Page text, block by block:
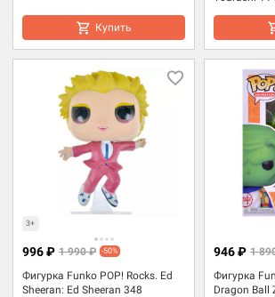
Купить
3+
Фигурка Funko POP! Rocks. Ed
Sheeran: Ed Sheeran 348
996 ₽ 1 990 ₽ -50%
Фигурка
Dragon Ball
946 ₽ 1